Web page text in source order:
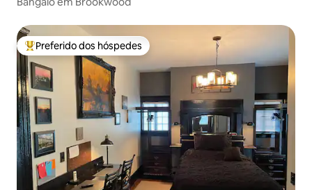
Entre os melhores preferidos dos hóspedes
Preferido dos hóspedes